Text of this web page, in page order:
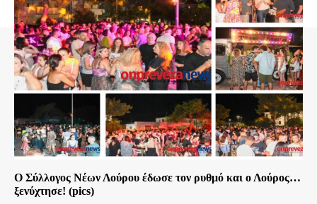
Ο Σύλλογος Νέων Λούρου έδωσε τον ρυθμό και ο Λούρος…
ξενύχτησε! (pics)